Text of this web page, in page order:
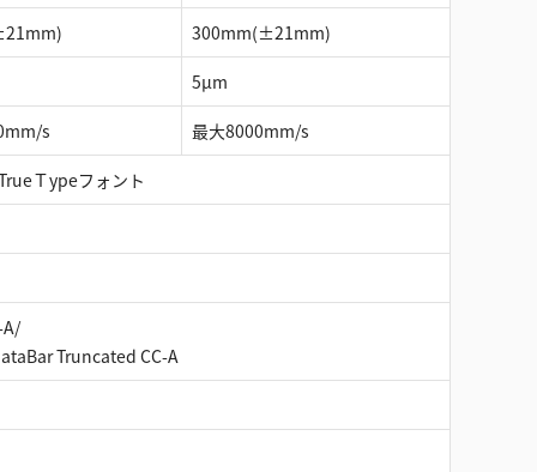
300mm(±21mm)
5µm
s 最大8000mm/s
Ｔypeフォント
A/
Truncated CC-A